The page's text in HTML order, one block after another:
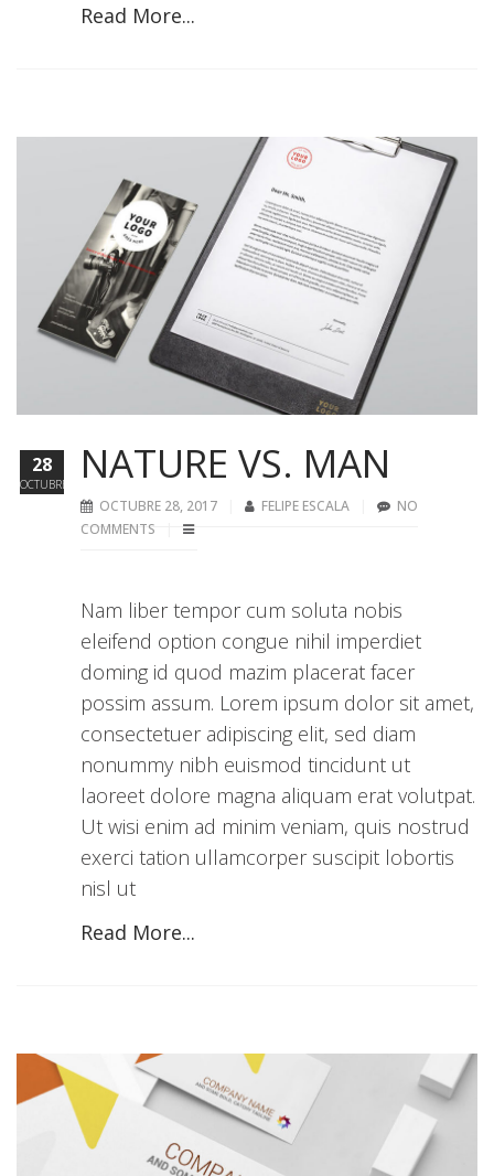
Read More...
NATURE VS. MAN
OCTUBRE 28, 2017 FELIPE ESCALA
NO
COMMENTS
Nam liber tempor cum soluta nobis
eleifend option congue nihil imperdiet
doming id quod mazim placerat facer
possim assum. Lorem ipsum dolor sit amet,
consectetuer adipiscing elit, sed diam
nonummy nibh euismod tincidunt ut
laoreet dolore magna aliquam erat volutpat.
Ut wisi enim ad minim veniam, quis nostrud
exerci tation ullamcorper suscipit lobortis
nisl ut
Read More...
28
OCTUBRE